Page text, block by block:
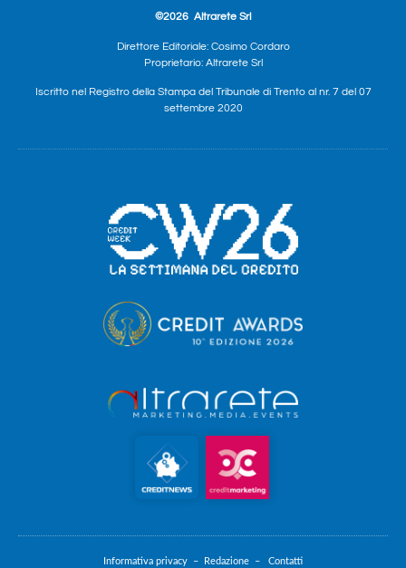
©2026 Altrarete Srl
Direttore Editoriale: Cosimo Cordaro
Proprietario: Altrarete Srl
Iscritto nel Registro della Stampa del Tribunale di Trento al nr. 7 del 07
settembre 2020
Informativa privacy – Redazione – Contatti